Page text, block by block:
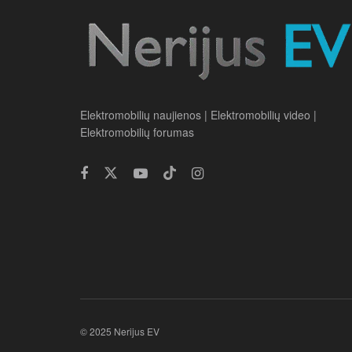
Elektromobilių naujienos | Elektromobilių video |
Elektromobilių forumas
© 2025 Nerijus EV